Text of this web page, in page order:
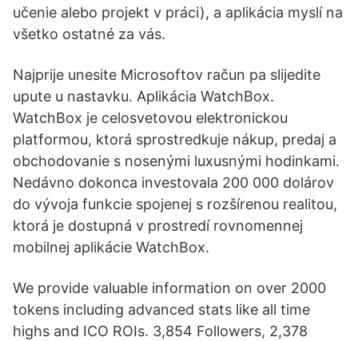
učenie alebo projekt v práci), a aplikácia myslí na
všetko ostatné za vás.
Najprije unesite Microsoftov račun pa slijedite
upute u nastavku. Aplikácia WatchBox.
WatchBox je celosvetovou elektronickou
platformou, ktorá sprostredkuje nákup, predaj a
obchodovanie s nosenými luxusnými hodinkami.
Nedávno dokonca investovala 200 000 dolárov
do vývoja funkcie spojenej s rozšírenou realitou,
ktorá je dostupná v prostredí rovnomennej
mobilnej aplikácie WatchBox.
We provide valuable information on over 2000
tokens including advanced stats like all time
highs and ICO ROIs. 3,854 Followers, 2,378